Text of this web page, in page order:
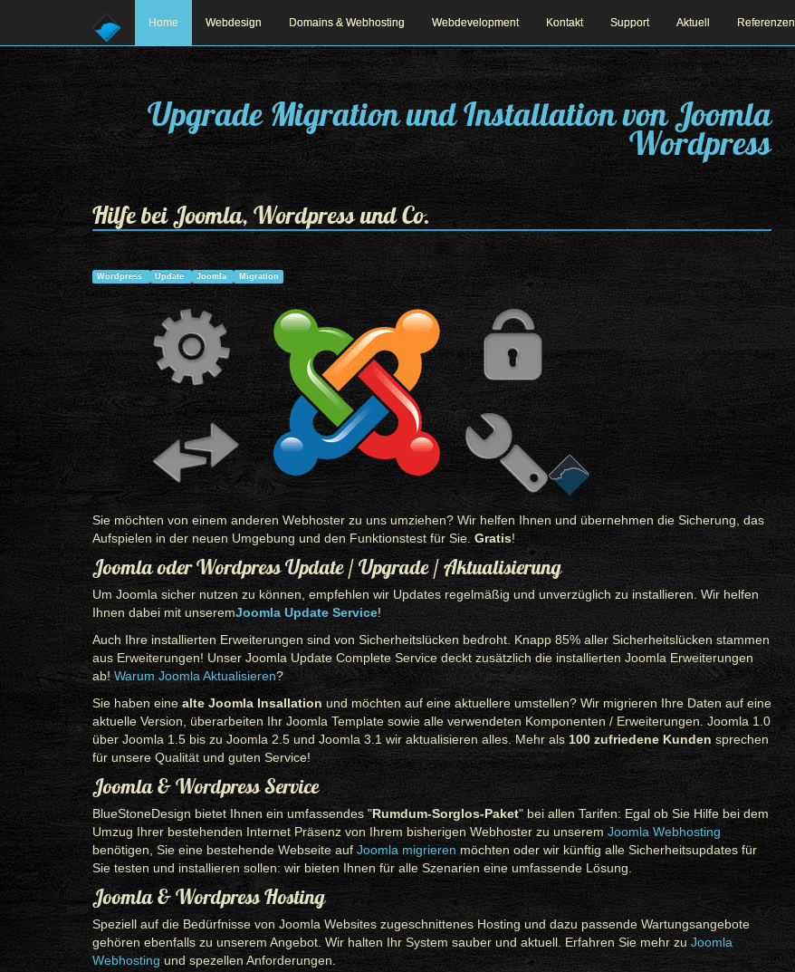
Home Webdesign Domains & Webhosting Webdevelopment Kontakt Support Aktuell Referenzen
Upgrade Migration und Installation von Joomla
Wordpress
Hilfe bei Joomla, Wordpress und Co.
Wordpress Update Joomla Migration
Sie möchten von einem anderen Webhoster zu uns umziehen? Wir helfen Ihnen und übernehmen die Sicherung, das
Aufspielen in der neuen Umgebung und den Funktionstest für Sie. Gratis!
Joomla oder Wordpress Update / Upgrade / Aktualisierung
Um Joomla sicher nutzen zu können, empfehlen wir Updates regelmäßig und unverzüglich zu installieren. Wir helfen
Ihnen dabei mit unseremJoomla Update Service!
Auch Ihre installierten Erweiterungen sind von Sicherheitslücken bedroht. Knapp 85% aller Sicherheitslücken stammen
aus Erweiterungen! Unser Joomla Update Complete Service deckt zusätzlich die installierten Joomla Erweiterungen
ab!Warum Joomla Aktualisieren?
Sie haben einealte Joomla Insallation und möchten auf eine aktuellere umstellen? Wir migrieren Ihre Daten auf eine
aktuelle Version, überarbeiten Ihr Joomla Template sowie alle verwendeten Komponenten / Erweiterungen. Joomla 1.0
über Joomla 1.5 bis zu Joomla 2.5 und Joomla 3.1 wir aktualisieren alles. Mehr als100 zufriedene Kunden sprechen
für unsere Qualität und guten Service!
Joomla & Wordpress Service
BlueStoneDesign bietet Ihnen ein umfassendes "Rumdum-Sorglos-Paket" bei allen Tarifen: Egal ob Sie Hilfe bei dem
Umzug Ihrer bestehenden Internet Präsenz von Ihrem bisherigen Webhoster zu unserem Joomla Webhosting
benötigen, Sie eine bestehende Webseite aufJoomla migrierenmöchten oder wir künftig alle Sicherheitsupdates für
Sie testen und installieren sollen: wir bieten Ihnen für alle Szenarien eine umfassende Lösung.
Joomla & Wordpress Hosting
Speziell auf die Bedürfnisse von Joomla Websites zugeschnittenes Hosting und dazu passende Wartungsangebote
gehören ebenfalls zu unserem Angebot. Wir halten Ihr System sauber und aktuell. Erfahren Sie mehr zu Joomla
Webhostingund spezellen Anforderungen.
Prev Next